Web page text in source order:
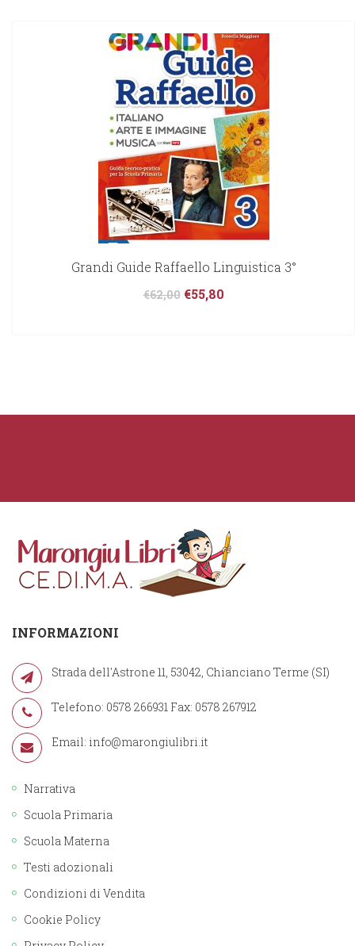
Grandi Guide Raffaello Linguistica 3°
€62,00 €55,80
INFORMAZIONI
Strada dell'Astrone 11, 53042, Chianciano Terme (SI)
Telefono: 0578 266931 Fax: 0578 267912
Email: info@marongiulibri.it
Narrativa
Scuola Primaria
Scuola Materna
Testi adozionali
Condizioni di Vendita
Cookie Policy